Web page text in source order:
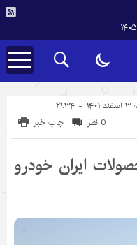
چاپ خبر 0 نظر
ایران خودرو